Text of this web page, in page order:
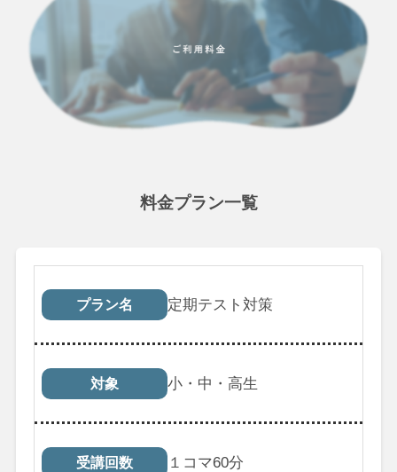
料金プラン一覧
プラン名 対象 受講回数
プラン名 定期テスト対策
対象 小・中・高生
受講回数
１コマ60分